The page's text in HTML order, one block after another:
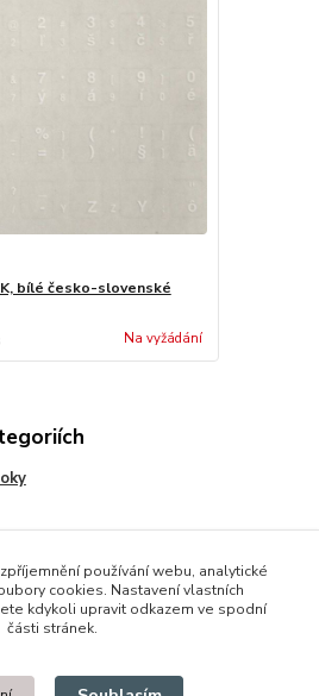
bílé česko-slovenské
Na vyžádání
používání webu, analytické
cookies. Nastavení vlastních
kdykoli upravit odkazem ve spodní
části stránek.